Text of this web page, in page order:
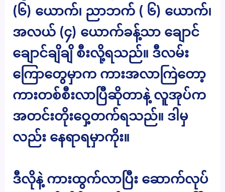
(၆) ယောက်၊ ညာဘက် ( ၆) ယောက်၊
အလယ် (၄) ယောက်ခန့်သာ ချောင်
ချောင်ချိချိ စီးလို့ရသည်။ ဒီလမ်း
ကြောတွေမှာက ကားအလာကြဲတော့
ကားတစ်စီးလာပြီဆိုတာနဲ့ လူအုပ်က
အတင်းတိုးဝှေ့တက်ရသည်။ ဒါမှ
လည်း နေရာရမှာကိုး။
ဒီလိုနဲ့ ကားထွက်လာပြီး ဆောက်လုပ်